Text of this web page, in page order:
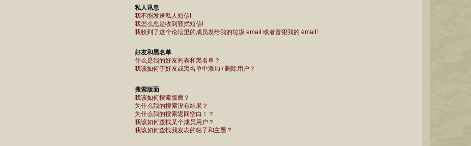
私人讯息
我不能发送私人短信!
我怎么总是收到骚扰短信!
我收到了这个论坛里的成员发给我的垃圾 email 或者冒犯我的 email!
好友和黑名单
什么是我的好友列表和黑名单？
我该如何于好友或黑名单中添加 / 删除用户？
搜索版面
我该如何搜索版面？
为什么我的搜索没有结果？
为什么我的搜索返回空白！？
我该如何查找某个成员用户？
我该如何查找我发表的帖子和主题？